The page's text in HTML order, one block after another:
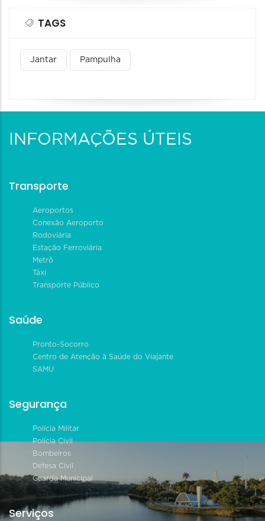
TAGS
Jantar Pampulha
INFORMAÇÕES ÚTEIS
Transporte
Aeroportos
Conexão Aeroporto
Rodoviária
Estação Ferroviária
Metrô
Táxi
Transporte Público
Saúde
Pronto-Socorro
Centro de Atenção à Saúde do Viajante
SAMU
Segurança
Polícia Militar
Polícia Civil
Bombeiros
Defesa Civil
Guarda Municipal
Serviços